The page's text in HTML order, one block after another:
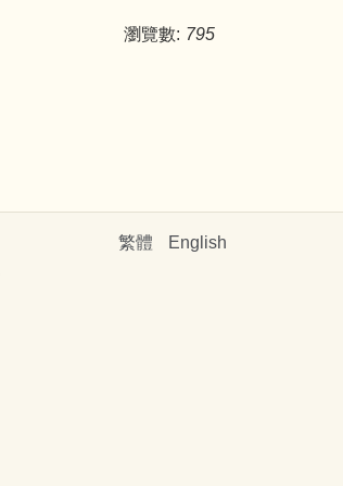
瀏覽數: 795
繁體
English